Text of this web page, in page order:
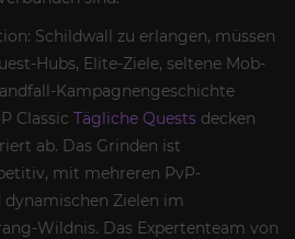
Schildwall zu erlangen, müssen
Hubs, Elite-Ziele, seltene Mob-
Kampagnengeschichte
Classic Tägliche Quests decken
ab. Das Grinden ist
mit mehreren PvP-
Zielen im
Wildnis. Das Expertenteam von